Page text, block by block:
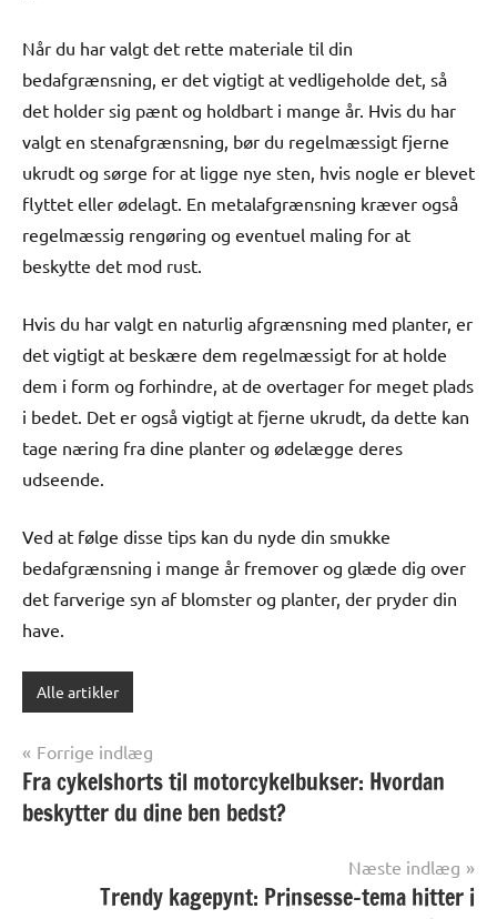
Når du har valgt det rette materiale til din
bedafgrænsning, er det vigtigt at vedligeholde det, så
det holder sig pænt og holdbart i mange år. Hvis du har
valgt en stenafgrænsning, bør du regelmæssigt fjerne
ukrudt og sørge for at ligge nye sten, hvis nogle er blevet
flyttet eller ødelagt. En metalafgrænsning kræver også
regelmæssig rengøring og eventuel maling for at
beskytte det mod rust.
Hvis du har valgt en naturlig afgrænsning med planter, er
det vigtigt at beskære dem regelmæssigt for at holde
dem i form og forhindre, at de overtager for meget plads
i bedet. Det er også vigtigt at fjerne ukrudt, da dette kan
tage næring fra dine planter og ødelægge deres
udseende.
Ved at følge disse tips kan du nyde din smukke
bedafgrænsning i mange år fremover og glæde dig over
det farverige syn af blomster og planter, der pryder din
have.
Alle artikler
Indlægsnavigation
Forrige indlæg
Fra cykelshorts til motorcykelbukser: Hvordan
beskytter du dine ben bedst?
Næste indlæg
Trendy kagepynt: Prinsesse-tema hitter i